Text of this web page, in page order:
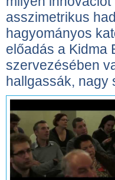
asszimetrikus
hagyományos
előadás a Kidma
szervezésében
hallgassák, nagy